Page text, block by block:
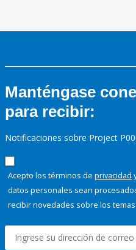
Manténgase
para recibir:
Notificaciones sobre Project
Acepto los términos de privacidad
datos personales sean
recibir novedades sobre los